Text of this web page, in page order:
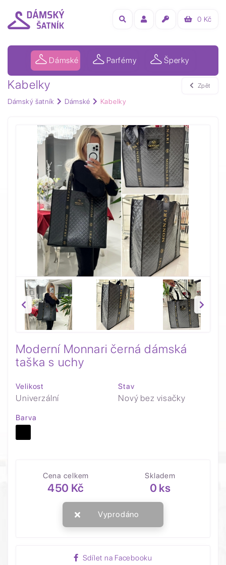
0 Kč
Dámské Parfémy Šperky
Kabelky
Dámský šatník Dámské Kabelky
Zpět
Moderní Monnari černá dámská
taška s uchy
Velikost
Univerzální
Stav
Nový bez visačky
Barva
Cena celkem
450 Kč
Skladem
0 ks
Vyprodáno
Sdílet na Facebooku